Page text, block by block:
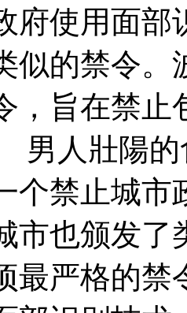
府使用面部
似的禁令。
，旨在禁止
男人壯陽
个禁止城
市也颁发了
最严格的禁